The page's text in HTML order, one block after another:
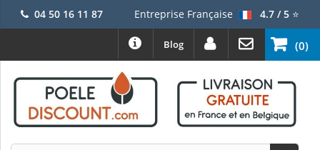
04 50 16 11 87 Entreprise Française 4.7 / 5⭐
(0)
Blog